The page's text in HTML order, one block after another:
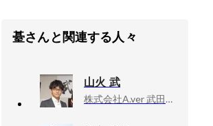
䑓さんと関連する人々
山火 武
株式会社A.ver 武田塾, 本部教務